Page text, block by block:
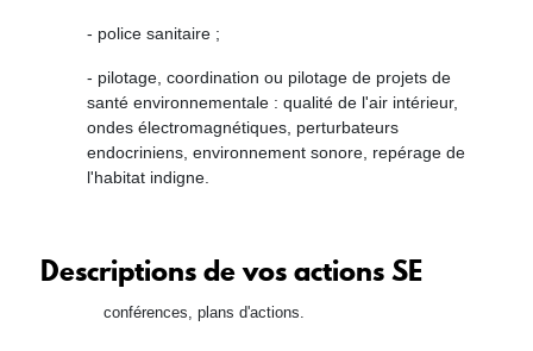
- police sanitaire ;
- pilotage, coordination ou pilotage de projets de
santé environnementale : qualité de l'air intérieur,
ondes électromagnétiques, perturbateurs
endocriniens, environnement sonore, repérage de
l'habitat indigne.
Descriptions de vos actions SE
conférences, plans d'actions.